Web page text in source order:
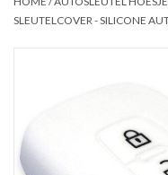
SLEUTELCOVER - SILICONE